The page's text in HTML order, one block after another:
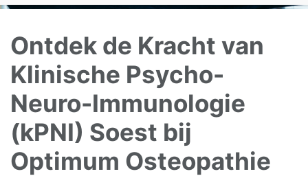
Ontdek de Kracht van
Klinische Psycho-
Neuro-Immunologie
(kPNI) Soest bij
Optimum Osteopathie